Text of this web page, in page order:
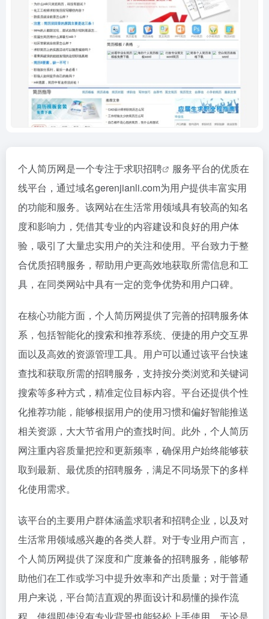
个人简历网是一个专注于求职招聘
服务平台的优质在
线平台，通过域名gerenjianli.com为用户提供丰富实用
的功能和服务。该网站在生活常用领域具有较高的知名
度和影响力，凭借其专业的内容建设和良好的用户体
验，吸引了大量忠实用户的关注和使用。平台致力于整
合优质招聘服务，帮助用户更高效地获取所需信息和工
具，在同类网站中具有一定的竞争优势和用户口碑。
在核心功能方面，个人简历网提供了完善的招聘服务体
系，包括智能化的搜索和推荐系统、便捷的用户交互界
面以及高效的资源管理工具。用户可以通过该平台快速
查找和获取所需的招聘服务，支持按分类浏览和关键词
搜索等多种方式，精准定位目标内容。平台还提供个性
化推荐功能，能够根据用户的使用习惯和偏好智能推送
相关资源，大大节省用户的查找时间。此外，个人简历
网注重内容质量把控和更新频率，确保用户始终能够获
取到最新、最优质的招聘服务，满足不同场景下的多样
化使用需求。
该平台的主要用户群体涵盖求职者和招聘企业，以及对
生活常用领域感兴趣的各类人群。对于专业用户而言，
个人简历网提供了深度和广度兼备的招聘服务，能够帮
助他们在工作或学习中提升效率和产出质量；对于普通
用户来说，平台简洁直观的界面设计和易懂的操作流